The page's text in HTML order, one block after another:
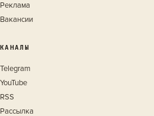
Реклама
Вакансии
КАНАЛЫ
Telegram
YouTube
RSS
Рассылка